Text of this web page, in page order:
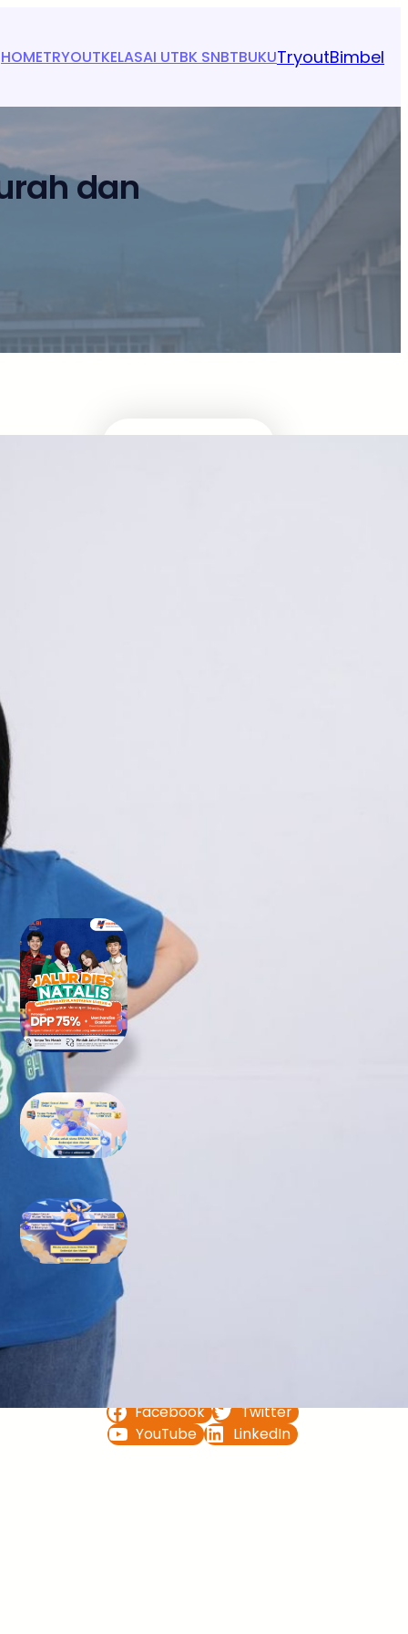
HOMETRYOUTKELASAI UTBK SNBTBUKUTryoutBimbel
dan
Tidak Lolos UTBK SNBT di PTN?
Jangan Khawatir, Ini Jalan
Terbaikmu untuk Tetap Kuliah
di Kampus Berkualitas
Bimbel UTBK SNBT di Teluk
Bintuni Gratis Terbaik
Facebook
Twitter
YouTube
LinkedIn